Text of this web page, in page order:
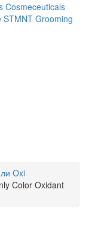
Cosmeceuticals
STMNT Grooming
Oxi
Color Oxidant